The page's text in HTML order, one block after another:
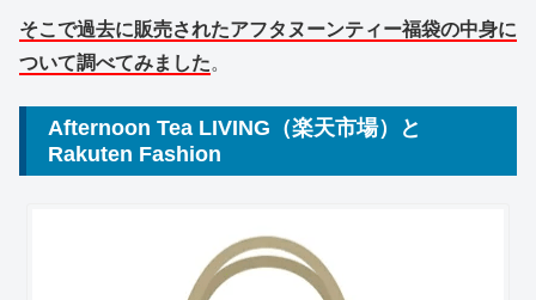
そこで過去に販売されたアフタヌーンティー福袋の中身に
ついて調べてみました。
Afternoon Tea LIVING（楽天市場）と
Rakuten Fashion